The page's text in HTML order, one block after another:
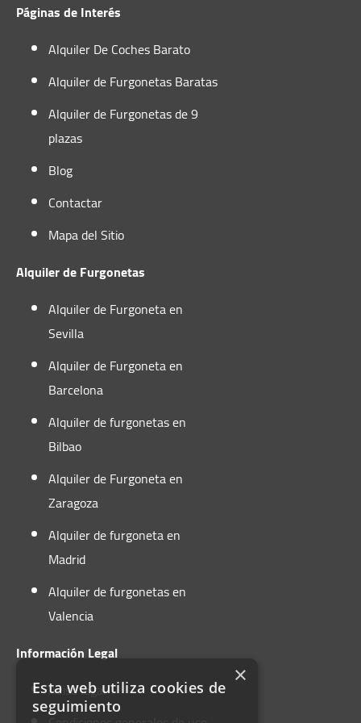
Páginas de Interés
Alquiler De Coches Barato
Alquiler de Furgonetas Baratas
Alquiler de Furgonetas de 9
plazas
Blog
Contactar
Mapa del Sitio
Alquiler de Furgonetas
Alquiler de Furgoneta en
Sevilla
Alquiler de Furgoneta en
Barcelona
Alquiler de furgonetas en
Bilbao
Alquiler de Furgoneta en
Zaragoza
Alquiler de furgoneta en
Madrid
Alquiler de furgonetas en
Valencia
Información Legal
Aviso legal
×
Esta web utiliza cookies de
seguimiento